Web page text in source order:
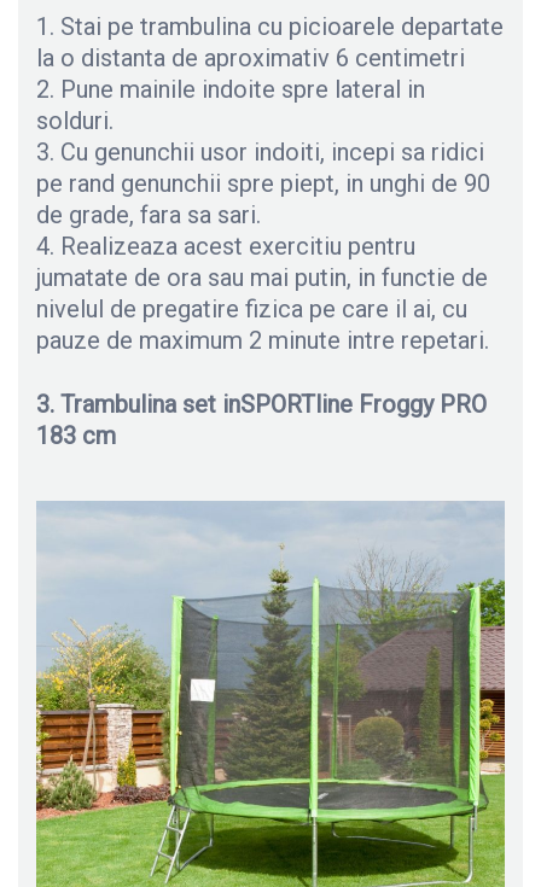
1. Stai pe trambulina cu picioarele departate
la o distanta de aproximativ 6 centimetri
2. Pune mainile indoite spre lateral in
solduri.
3. Cu genunchii usor indoiti, incepi sa ridici
pe rand genunchii spre piept, in unghi de 90
de grade, fara sa sari.
4. Realizeaza acest exercitiu pentru
jumatate de ora sau mai putin, in functie de
nivelul de pregatire fizica pe care il ai, cu
pauze de maximum 2 minute intre repetari.
3. Trambulina set inSPORTline Froggy PRO
183 cm